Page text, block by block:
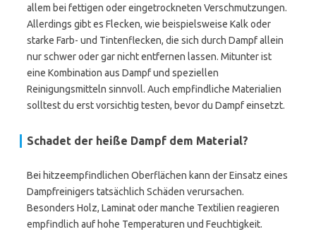
allem bei fettigen oder eingetrockneten Verschmutzungen.
Allerdings gibt es Flecken, wie beispielsweise Kalk oder
starke Farb- und Tintenflecken, die sich durch Dampf allein
nur schwer oder gar nicht entfernen lassen. Mitunter ist
eine Kombination aus Dampf und speziellen
Reinigungsmitteln sinnvoll. Auch empfindliche Materialien
solltest du erst vorsichtig testen, bevor du Dampf einsetzt.
Schadet der heiße Dampf dem Material?
Bei hitzeempfindlichen Oberflächen kann der Einsatz eines
Dampfreinigers tatsächlich Schäden verursachen.
Besonders Holz, Laminat oder manche Textilien reagieren
empfindlich auf hohe Temperaturen und Feuchtigkeit.